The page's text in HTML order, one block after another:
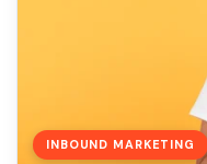
INBOUND MARKETING